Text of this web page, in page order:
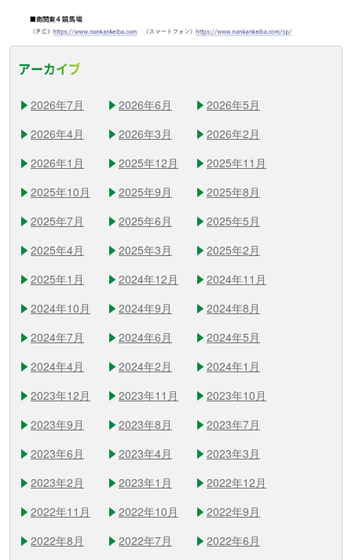
アーカイブ
2026年7月 2026年6月
2026年5月
2026年4月
2026年3月
2026年2月
2026年1月
2025年12月
2025年11月
2025年10月
2025年9月
2025年8月
2025年7月
2025年6月
2025年5月
2025年4月
2025年3月
2025年2月
2025年1月
2024年12月
2024年11月
2024年10月
2024年9月
2024年8月
2024年7月
2024年6月
2024年5月
2024年4月
2024年2月
2024年1月
2023年12月
2023年11月
2023年10月
2023年9月
2023年8月
2023年7月
2023年6月
2023年4月
2023年3月
2023年2月
2023年1月
2022年12月
2022年11月
2022年10月
2022年9月
2022年8月
2022年7月
2022年6月